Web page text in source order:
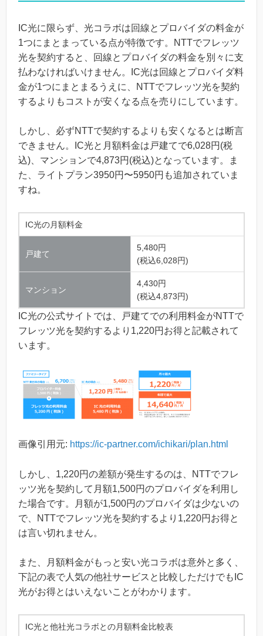
IC光に限らず、光コラボは回線とプロバイダの料金が
1つにまとまっている点が特徴です。NTTでフレッツ
光を契約すると、回線とプロバイダの料金を別々に支
払わなければいけません。IC光は回線とプロバイダ料
金が1つにまとまるうえに、NTTでフレッツ光を契約
するよりもコストが安くなる点を売りにしています。
しかし、必ずNTTで契約するよりも安くなるとは断言
できません。IC光と月額料金は戸建てで6,028円 (税
込) 、マンションで4,873円 (税込)となっています。ま
た、ライトプラン3950円〜5950円も追加されていま
すね。
IC光の月額料金
戸建て
5,480円
(税込6,028円)
マンション
4,430円
(税込4,873円)
IC光の公式サイトでは、戸建てでの利用料金がNTTで
フレッツ光を契約するより1,220円お得と記載されて
います。
画像引用元: https://ic-partner.com/ichikari/plan.html
しかし、1,220円の差額が発生するのは、NTTでフレ
ッツ光を契約して月額1,500円のプロバイダを利用し
た場合です。月額が1,500円のプロバイダは少ないの
で、NTTでフレッツ光を契約するより1,220円お得と
は言い切れません。
また、月額料金がもっと安い光コラボは意外と多く、
下記の表で人気の他社サービスと比較しただけでもIC
光がお得とはいえないことがわかります。
IC光と他社光コラボとの月額料金比較表